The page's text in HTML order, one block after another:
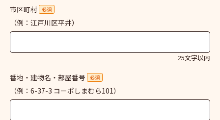
市区町村 必須
（例：江戸川区平井）
25文字以内
番地・建物名・部屋番号 必須
（例：6-37-3 コーポしまむら101）